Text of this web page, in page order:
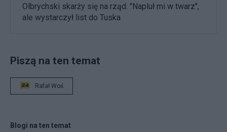
Olbrychski skarży się na rząd. "Napluł mi w twarz",
ale wystarczył list do Tuska
Piszą na ten temat
Rafał Woś
Blogi na ten temat